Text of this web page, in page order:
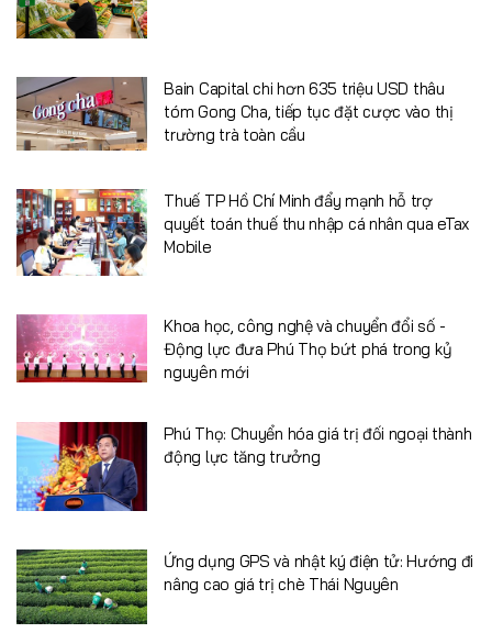
Bain Capital chi hơn 635 triệu USD thâu
tóm Gong Cha, tiếp tục đặt cược vào thị
trường trà toàn cầu
Thuế TP Hồ Chí Minh đẩy mạnh hỗ trợ
quyết toán thuế thu nhập cá nhân qua eTax
Mobile
Khoa học, công nghệ và chuyển đổi số -
Động lực đưa Phú Thọ bứt phá trong kỷ
nguyên mới
Phú Thọ: Chuyển hóa giá trị đối ngoại thành
động lực tăng trưởng
Ứng dụng GPS và nhật ký điện tử: Hướng đi
nâng cao giá trị chè Thái Nguyên